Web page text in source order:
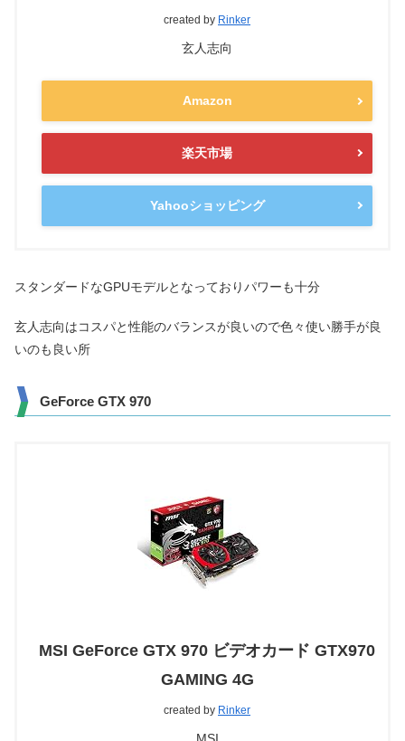
created by Rinker
玄人志向
Amazon
楽天市場
Yahooショッピング
スタンダードなGPUモデルとなっておりパワーも十分
玄人志向はコスパと性能のバランスが良いので色々使い勝手が良
いのも良い所
GeForce GTX 970
MSI GeForce GTX 970 ビデオカード GTX970
GAMING 4G
created by Rinker